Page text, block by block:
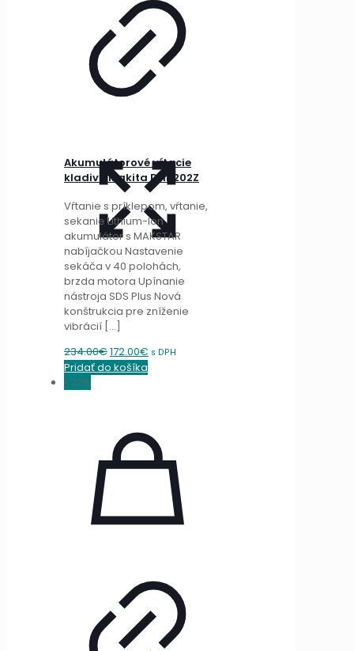
Akumulátorové vŕtacie
kladivo Makita DHR202Z
Vŕtanie s príklepom, vŕtanie,
sekanie Lithium-Ion
akumulátor s MAKSTAR
nabíjačkou Nastavenie
sekáča v 40 polohách,
brzda motora Upínanie
nástroja SDS Plus Nová
konštrukcia pre zníženie
vibrácií […]
234.00€Original
price
172.00€ Current
s DPH
Pridať do košíka
-32%